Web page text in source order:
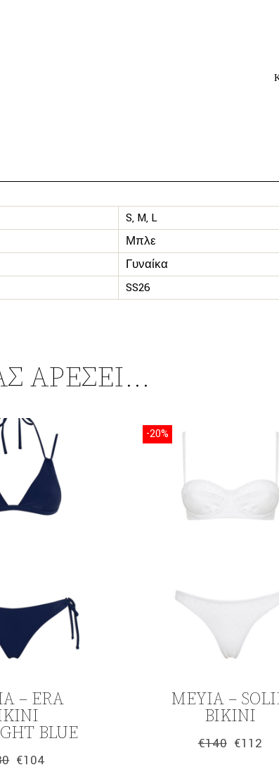
S, M, L
Μπλε
Γυναίκα
SS26
ΑΡΈΣΕΙ…
– ERA
BLUE
€104
-20%
ΜΕΥΙΑ –
BIKINI
€140
Original
€112
Η